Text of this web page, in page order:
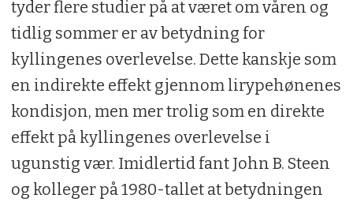
tyder flere studier på at været om våren og
tidlig sommer er av betydning for
kyllingenes overlevelse. Dette kanskje som
en indirekte effekt gjennom lirypehønenes
kondisjon, men mer trolig som en direkte
effekt på kyllingenes overlevelse i
ugunstig vær. Imidlertid fant John B. Steen
og kolleger på 1980-tallet at betydningen